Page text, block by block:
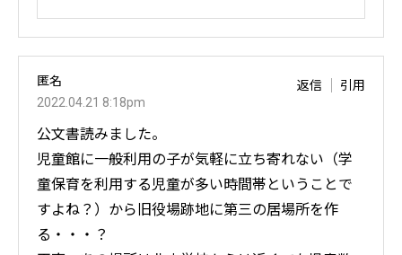
匿名
2022.04.21 8:18pm
返信 引用
公文書読みました。
児童館に一般利用の子が気軽に立ち寄れない（学
童保育を利用する児童が多い時間帯ということで
すよね？）から旧役場跡地に第三の居場所を作
る・・・？